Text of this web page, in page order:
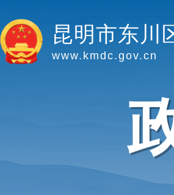
昆明市东川
www.kmdc.gov.cn